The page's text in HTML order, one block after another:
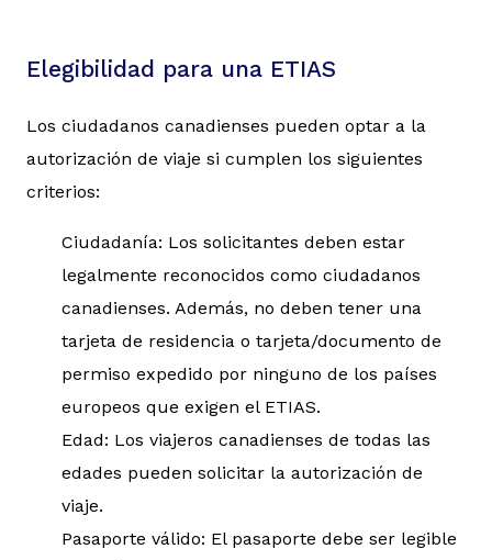
Elegibilidad para una ETIAS
Los ciudadanos canadienses pueden optar a la
autorización de viaje si cumplen los siguientes
criterios:
Ciudadanía: Los solicitantes deben estar
legalmente reconocidos como ciudadanos
canadienses. Además, no deben tener una
tarjeta de residencia o tarjeta/documento de
permiso expedido por ninguno de los países
europeos que exigen el ETIAS.
Edad: Los viajeros canadienses de todas las
edades pueden solicitar la autorización de
viaje.
Pasaporte válido: El pasaporte debe ser legible